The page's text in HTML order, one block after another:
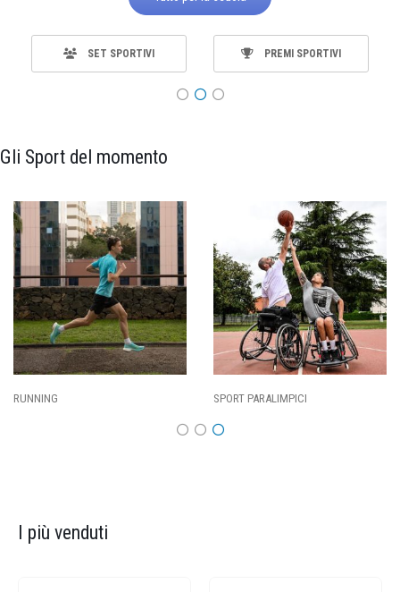
SET SPORTIVI PREMI SPORTIVI
Gli Sport del momento
SPORT PARALIMPICI
I più venduti